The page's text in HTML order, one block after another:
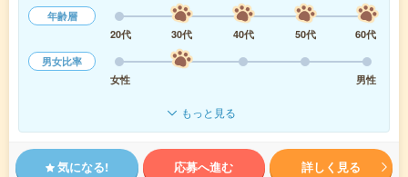
年齢層
20代
30代 40代 50代
60代
男女比率
女性
男性
もっと見る
気になる! 応募へ進む 詳しく見る